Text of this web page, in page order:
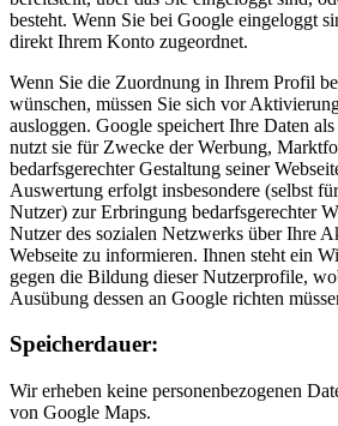
besteht. Wenn Sie bei Google eingeloggt
direkt Ihrem Konto zugeordnet.
Wenn Sie die Zuordnung in Ihrem Profil
wünschen, müssen Sie sich vor
ausloggen. Google speichert Ihre Daten
nutzt sie für Zwecke der Werbung,
bedarfsgerechter Gestaltung seiner
Auswertung erfolgt insbesondere (selbst
Nutzer) zur Erbringung bedarfsgerechter
Nutzer des sozialen Netzwerks über Ihre
Webseite zu informieren. Ihnen steht ein
gegen die Bildung dieser Nutzerprofile,
Ausübung dessen an Google richten
Speicherdauer:
Wir erheben keine personenbezogenen
von Google Maps.